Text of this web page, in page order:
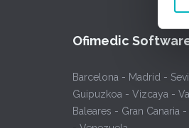
Ofimedic
Barcelona - Madrid -
Guipuzkoa - Vizcaya -
Baleares - Gran Canaria